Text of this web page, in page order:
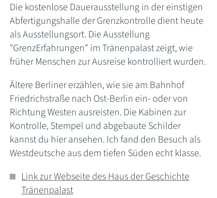
Die kostenlose Dauerausstellung in der einstigen
Abfertigungshalle der Grenzkontrolle dient heute
als Ausstellungsort. Die Ausstellung
"GrenzErfahrungen" im Tränenpalast zeigt, wie
früher Menschen zur Ausreise kontrolliert wurden.
Ältere Berliner erzählen, wie sie am Bahnhof
Friedrichstraße nach Ost-Berlin ein- oder von
Richtung Westen ausreisten. Die Kabinen zur
Kontrolle, Stempel und abgebaute Schilder
kannst du hier ansehen. Ich fand den Besuch als
Westdeutsche aus dem tiefen Süden echt klasse.
Link zur Webseite des Haus der Geschichte
Tränenpalast